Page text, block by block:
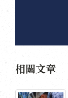
相關文章